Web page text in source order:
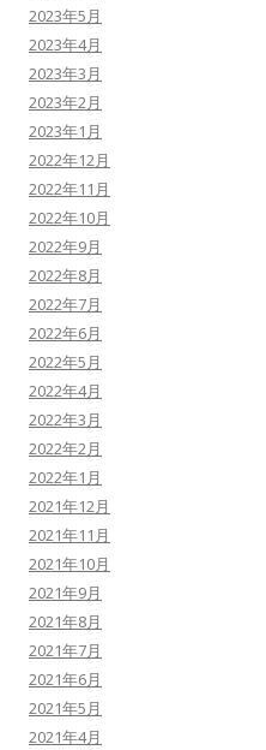
2023年5月
2023年4月
2023年3月
2023年2月
2023年1月
2022年12月
2022年11月
2022年10月
2022年9月
2022年8月
2022年7月
2022年6月
2022年5月
2022年4月
2022年3月
2022年2月
2022年1月
2021年12月
2021年11月
2021年10月
2021年9月
2021年8月
2021年7月
2021年6月
2021年5月
2021年4月